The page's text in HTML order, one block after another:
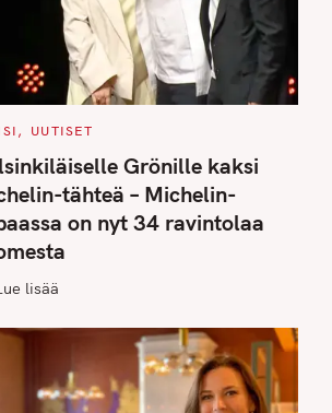
UUTISET
Grönille kaksi
tähteä – Michelin-
on nyt 34 ravintolaa
lisää